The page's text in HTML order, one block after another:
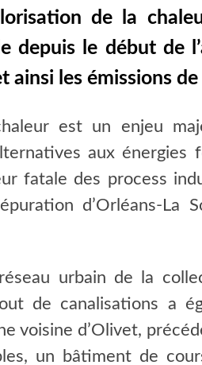
de la
depuis le début de
les émissions de
est un enjeu
aux
fatale des process
d’Orléans-
urbain de la
de canalisations a
voisine d’Olivet,
un bâtiment de